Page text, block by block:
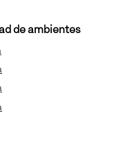
de ambientes